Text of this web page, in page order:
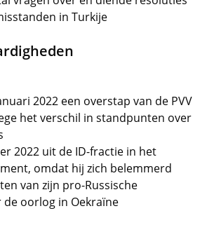
in Turkije
2022 een overstap van de PVV
het verschil in standpunten over
2022 uit de ID-fractie in het
omdat hij zich belemmerd
van zijn pro-Russische
oorlog in Oekraïne